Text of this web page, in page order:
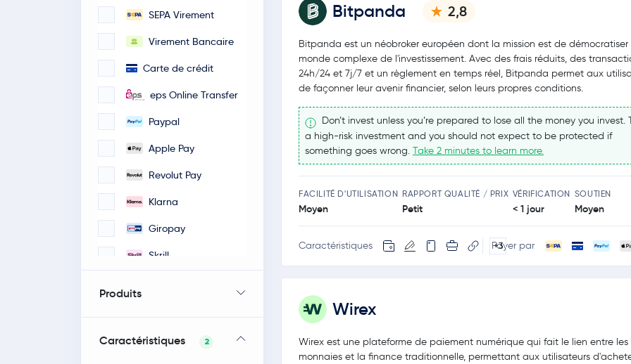
SEPA Virement
Virement Bancaire
Carte de crédit
eps Online Transfer
Paypal
Apple Pay
Revolut Pay
Klarna
Giropay
Skrill
Faster Payments
Produits
Caractéristiques 2
Bitpanda 2,8
Bitpanda est un néobroker européen dont la mission est de démocratiser
monde complexe de l'investissement. Avec des frais réduits, des
24h/24 et 7j/7 et un règlement en temps réel, Bitpanda permet aux
de façonner leur avenir financier, selon leurs propres conditions.
Don’t invest unless you’re prepared to lose all the money you invest.
a high-risk investment and you should not expect to be protected if
something goes wrong. Take 2 minutes to learn more.
FACILITÉ D'UTILISATION
Moyen
RAPPORT QUALITÉ / PRIX
Petit
VÉRIFICATION
< 1 jour
SOUTIEN
Moyen
Caractéristiques +3
Payer par
Wirex
Wirex est une plateforme de paiement numérique qui fait le lien entre
monnaies et la finance traditionnelle, permettant aux utilisateurs